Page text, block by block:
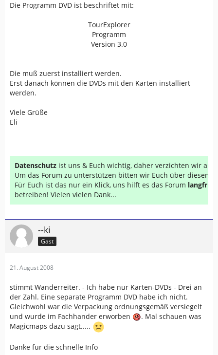
Die Programm DVD ist beschriftet mit:
TourExplorer
Programm
Version 3.0
Die muß zuerst installiert werden.
Erst danach können die DVDs mit den Karten installiert
werden.
Viele Grüße
Eli
Datenschutz ist uns & Euch wichtig, daher verzichten wir auf
Um das Forum zu unterstützen bitten wir Euch über diesen
Für Euch ist das nur ein Klick, uns hilft es das Forum
betreiben! Vielen vielen Dank...
--ki
Gast
21. August 2008
stimmt Wanderreiter. - Ich habe nur Karten-DVDs - Drei an
der Zahl. Eine separate Programm DVD habe ich nicht.
Gleichwohl war die Verpackung ordnungsgemäß versiegelt
und wurde im Fachhander erworben
. Mal schauen was
Magicmaps dazu sagt.....
Danke für die schnelle Info